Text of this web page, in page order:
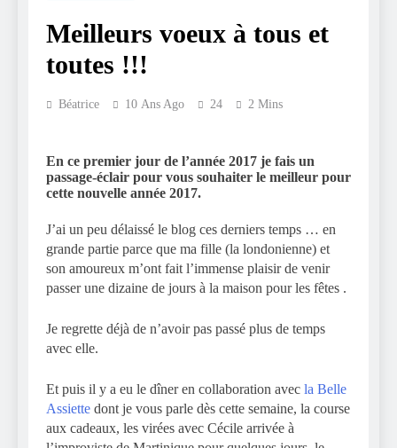
Meilleurs voeux à tous et
toutes !!!
Béatrice 10 Ans Ago 24 2 Mins
En ce premier jour de l’année 2017 je fais un
passage-éclair pour vous souhaiter le meilleur pour
cette nouvelle année 2017.
J’ai un peu délaissé le blog ces derniers temps … en
grande partie parce que ma fille (la londonienne) et
son amoureux m’ont fait l’immense plaisir de venir
passer une dizaine de jours à la maison pour les fêtes .
Je regrette déjà de n’avoir pas passé plus de temps
avec elle.
Et puis il y a eu le dîner en collaboration avec la Belle
Assiette dont je vous parle dès cette semaine, la course
aux cadeaux, les virées avec Cécile arrivée à